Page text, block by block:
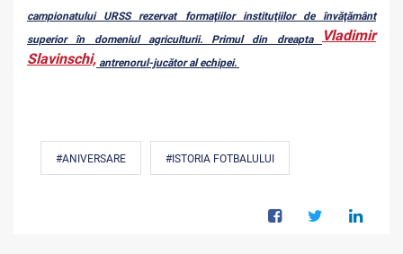
campionatului URSS rezervat formaţiilor instituţiilor de învăţământ
superior în domeniul agriculturii. Primul din dreapta
Vladimir
Slavinschi, antrenorul-jucător al echipei.
#ANIVERSARE #ISTORIA FOTBALULUI